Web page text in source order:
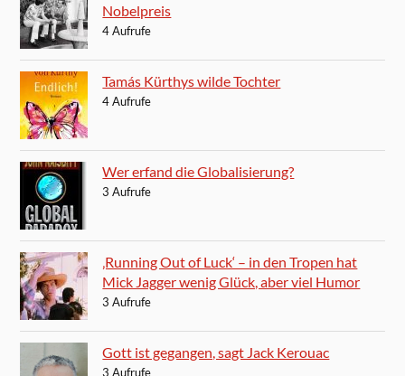
Nobelpreis
4 Aufrufe
Tamás Kürthys wilde Tochter
4 Aufrufe
Wer erfand die Globalisierung?
3 Aufrufe
‚Running Out of Luck‘ – in den Tropen hat
Mick Jagger wenig Glück, aber viel Humor
3 Aufrufe
Gott ist gegangen, sagt Jack Kerouac
3 Aufrufe